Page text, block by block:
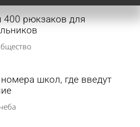
400 рюкзаков для
школ, где введут